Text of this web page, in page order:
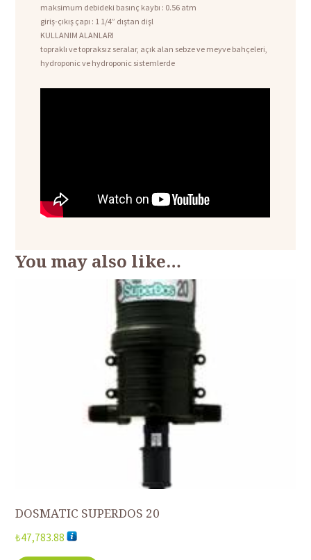
maksimum debideki basınç kaybı : 0.56 atm
giriş-çıkış çapı : 1 1/4” dıştan dişl
KULLANIM ALANLARI
topraklı ve topraksız seralar, açık alan sebze ve meyve bahçeleri,
hydroponic ve hydroponic sistemlerde
You may also like…
DOSMATIC SUPERDOS 20
₺47,783.88